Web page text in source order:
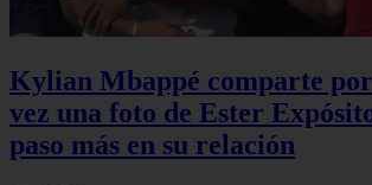
Kylian Mbappé comparte
vez una foto de Ester
paso más en su relación